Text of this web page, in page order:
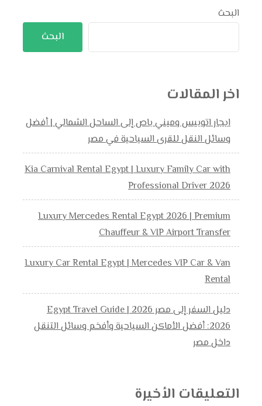
البحث
البحث
اخر المقالات
ايجار اتوبيس وميني باص إلى الساحل الشمالي | أفضل
وسائل النقل للقرى السياحية في مصر
Kia Carnival Rental Egypt | Luxury Family Car with
Professional Driver 2026
Luxury Mercedes Rental Egypt 2026 | Premium
Chauffeur & VIP Airport Transfer
Luxury Car Rental Egypt | Mercedes VIP Car & Van
Rental
دليل السفر إلى مصر 2026 | Egypt Travel Guide
2026: أفضل الأماكن السياحية وأفخم وسائل التنقل
داخل مصر
التعليقات الأخيرة